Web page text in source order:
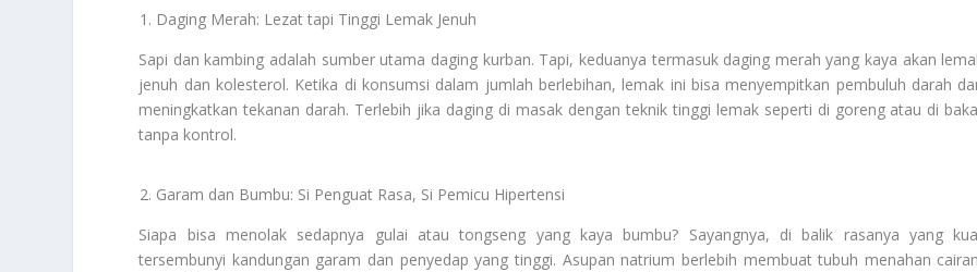
Daging Merah: Lezat tapi Tinggi Lemak Jenuh
Sapi dan kambing adalah sumber utama daging kurban. Tapi, keduanya termasuk daging merah yang kaya akan
jenuh dan kolesterol. Ketika di konsumsi dalam jumlah berlebihan, lemak ini bisa menyempitkan pembuluh darah
meningkatkan tekanan darah. Terlebih jika daging di masak dengan teknik tinggi lemak seperti di goreng atau di
tanpa kontrol.
Garam dan Bumbu: Si Penguat Rasa, Si Pemicu Hipertensi
Siapa bisa menolak sedapnya gulai atau tongseng yang kaya bumbu? Sayangnya, di balik rasanya yang
tersembunyi kandungan garam dan penyedap yang tinggi. Asupan natrium berlebih membuat tubuh menahan